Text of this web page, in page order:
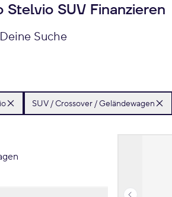
Stelvio SUV Finanzieren
Suche
SUV / Crossover / Geländewagen